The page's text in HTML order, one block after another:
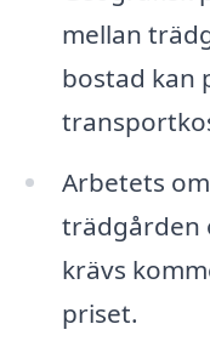
mellan
bostad kan
Arbetets
trädgården
krävs
priset.